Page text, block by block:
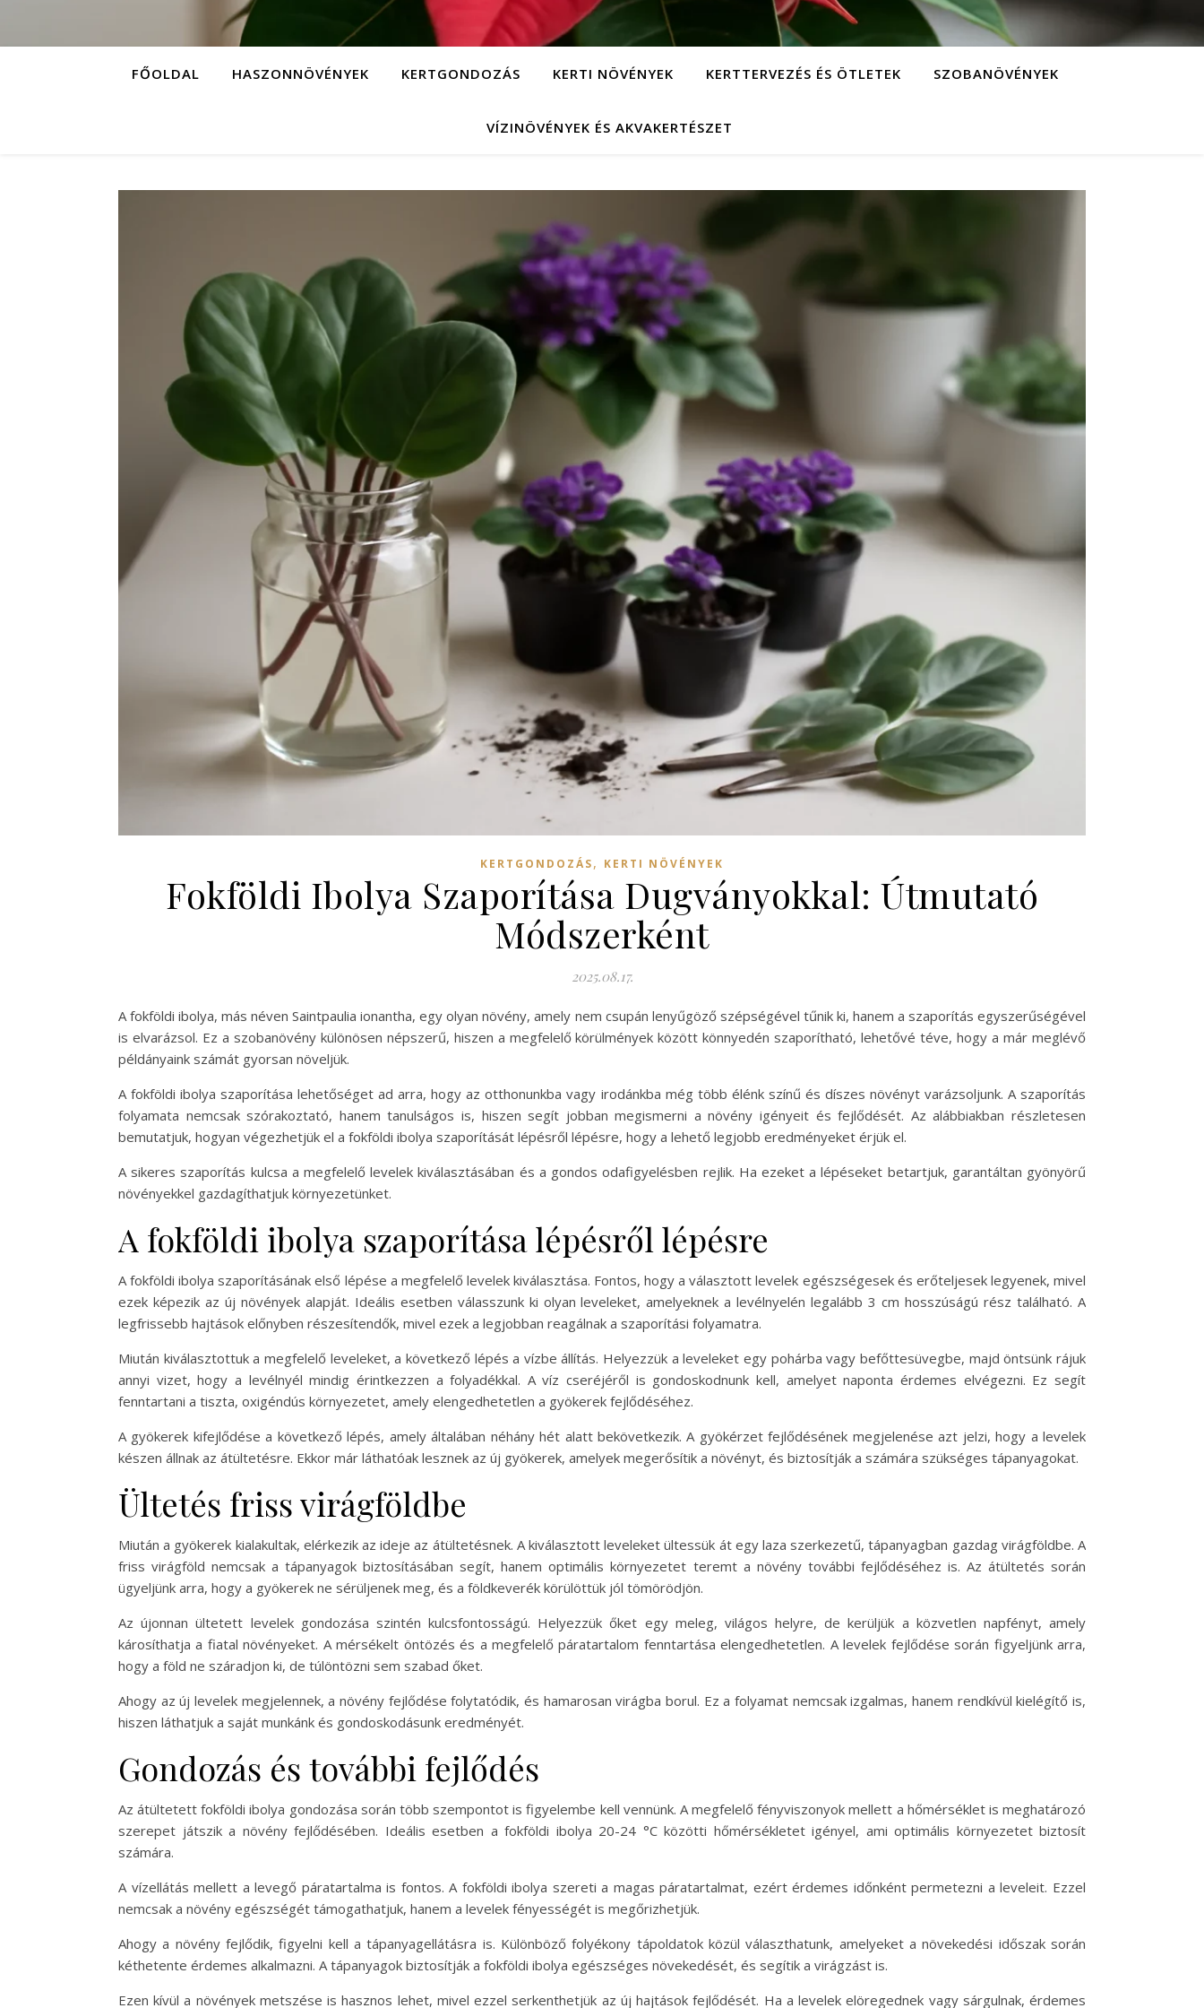
FŐOLDAL HASZONNÖVÉNYEK KERTGONDOZÁS KERTI NÖVÉNYEK KERTTERVEZÉS ÉS ÖTLETEK SZOBANÖVÉNYEK
VÍZINÖVÉNYEK ÉS AKVAKERTÉSZET
KERTGONDOZÁS, KERTI NÖVÉNYEK
Fokföldi Ibolya Szaporítása Dugványokkal: Útmutató
Módszerként
2025.08.17.
A fokföldi ibolya, más néven Saintpaulia ionantha, egy olyan növény, amely nem csupán lenyűgöző szépségével tűnik ki, hanem a szaporítás egyszerűségével
is elvarázsol. Ez a szobanövény különösen népszerű, hiszen a megfelelő körülmények között könnyedén szaporítható, lehetővé téve, hogy a már meglévő
példányaink számát gyorsan növeljük.
A fokföldi ibolya szaporítása lehetőséget ad arra, hogy az otthonunkba vagy irodánkba még több élénk színű és díszes növényt varázsoljunk. A szaporítás
folyamata nemcsak szórakoztató, hanem tanulságos is, hiszen segít jobban megismerni a növény igényeit és fejlődését. Az alábbiakban részletesen
bemutatjuk, hogyan végezhetjük el a fokföldi ibolya szaporítását lépésről lépésre, hogy a lehető legjobb eredményeket érjük el.
A sikeres szaporítás kulcsa a megfelelő levelek kiválasztásában és a gondos odafigyelésben rejlik. Ha ezeket a lépéseket betartjuk, garantáltan gyönyörű
növényekkel gazdagíthatjuk környezetünket.
A fokföldi ibolya szaporítása lépésről lépésre
A fokföldi ibolya szaporításának első lépése a megfelelő levelek kiválasztása. Fontos, hogy a választott levelek egészségesek és erőteljesek legyenek, mivel
ezek képezik az új növények alapját. Ideális esetben válasszunk ki olyan leveleket, amelyeknek a levélnyelén legalább 3 cm hosszúságú rész található. A
legfrissebb hajtások előnyben részesítendők, mivel ezek a legjobban reagálnak a szaporítási folyamatra.
Miután kiválasztottuk a megfelelő leveleket, a következő lépés a vízbe állítás. Helyezzük a leveleket egy pohárba vagy befőttesüvegbe, majd öntsünk rájuk
annyi vizet, hogy a levélnyél mindig érintkezzen a folyadékkal. A víz cseréjéről is gondoskodnunk kell, amelyet naponta érdemes elvégezni. Ez segít
fenntartani a tiszta, oxigéndús környezetet, amely elengedhetetlen a gyökerek fejlődéséhez.
A gyökerek kifejlődése a következő lépés, amely általában néhány hét alatt bekövetkezik. A gyökérzet fejlődésének megjelenése azt jelzi, hogy a levelek
készen állnak az átültetésre. Ekkor már láthatóak lesznek az új gyökerek, amelyek megerősítik a növényt, és biztosítják a számára szükséges tápanyagokat.
Ültetés friss virágföldbe
Miután a gyökerek kialakultak, elérkezik az ideje az átültetésnek. A kiválasztott leveleket ültessük át egy laza szerkezetű, tápanyagban gazdag virágföldbe. A
friss virágföld nemcsak a tápanyagok biztosításában segít, hanem optimális környezetet teremt a növény további fejlődéséhez is. Az átültetés során
ügyeljünk arra, hogy a gyökerek ne sérüljenek meg, és a földkeverék körülöttük jól tömörödjön.
Az újonnan ültetett levelek gondozása szintén kulcsfontosságú. Helyezzük őket egy meleg, világos helyre, de kerüljük a közvetlen napfényt, amely
károsíthatja a fiatal növényeket. A mérsékelt öntözés és a megfelelő páratartalom fenntartása elengedhetetlen. A levelek fejlődése során figyeljünk arra,
hogy a föld ne száradjon ki, de túlöntözni sem szabad őket.
Ahogy az új levelek megjelennek, a növény fejlődése folytatódik, és hamarosan virágba borul. Ez a folyamat nemcsak izgalmas, hanem rendkívül kielégítő is,
hiszen láthatjuk a saját munkánk és gondoskodásunk eredményét.
Gondozás és további fejlődés
Az átültetett fokföldi ibolya gondozása során több szempontot is figyelembe kell vennünk. A megfelelő fényviszonyok mellett a hőmérséklet is meghatározó
szerepet játszik a növény fejlődésében. Ideális esetben a fokföldi ibolya 20-24 °C közötti hőmérsékletet igényel, ami optimális környezetet biztosít
számára.
A vízellátás mellett a levegő páratartalma is fontos. A fokföldi ibolya szereti a magas páratartalmat, ezért érdemes időnként permetezni a leveleit. Ezzel
nemcsak a növény egészségét támogathatjuk, hanem a levelek fényességét is megőrizhetjük.
Ahogy a növény fejlődik, figyelni kell a tápanyagellátásra is. Különböző folyékony tápoldatok közül választhatunk, amelyeket a növekedési időszak során
kéthetente érdemes alkalmazni. A tápanyagok biztosítják a fokföldi ibolya egészséges növekedését, és segítik a virágzást is.
Ezen kívül a növények metszése is hasznos lehet, mivel ezzel serkenthetjük az új hajtások fejlődését. Ha a levelek elöregednek vagy sárgulnak, érdemes